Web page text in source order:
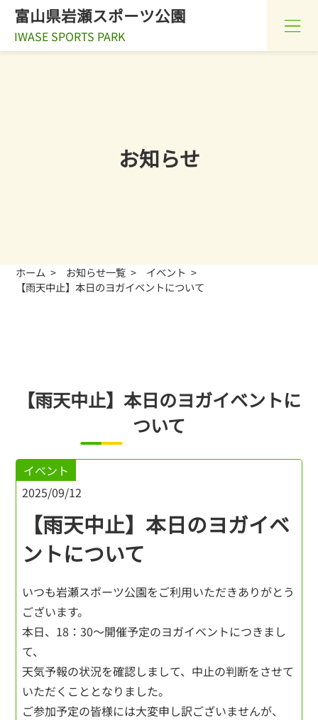
富山県岩瀬スポーツ公園
IWASE SPORTS PARK
お知らせ
ホーム お知らせ一覧
イベント
【雨天中止】本日のヨガイベントについて
【雨天中止】本日のヨガイベントに
ついて
イベント
2025/09/12
【雨天中止】本日のヨガイベ
ントについて
いつも岩瀬スポーツ公園をご利用いただきありがとう
ございます。
本日、18：30～開催予定のヨガイベントにつきまし
て、
天気予報の状況を確認しまして、中止の判断をさせて
いただくこととなりました。
ご参加予定の皆様には大変申し訳ございませんが、